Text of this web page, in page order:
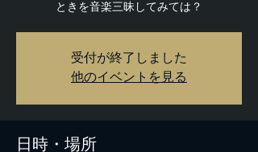
ときを音楽三昧してみては？
受付が終了しました
他のイベントを見る
日時・場所